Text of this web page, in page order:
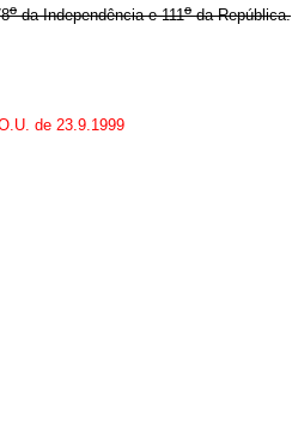
oda Independência e 111oda República.
de 23.9.1999